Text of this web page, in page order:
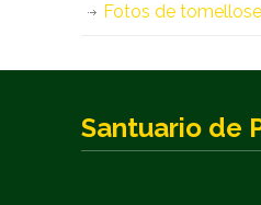
Fotos de
Santuario de